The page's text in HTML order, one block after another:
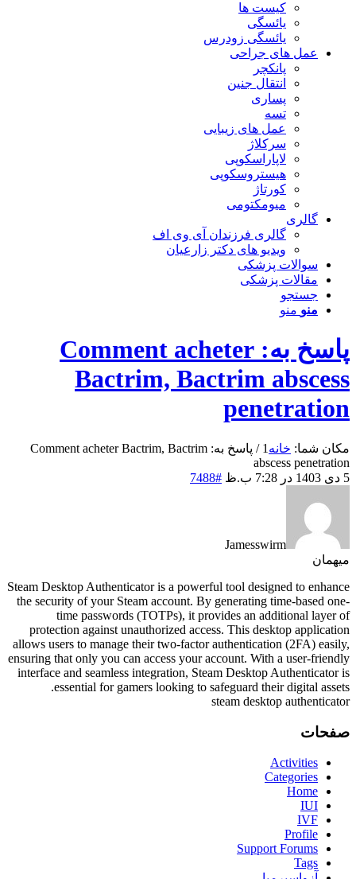
کیست ها
یائسگی
یائسگی زودرس
عمل های جراحی
پانکچر
انتقال جنین
پساری
تسه
عمل های زیبایی
سرکلاژ
لاپاراسکوپی
هیستروسکوپی
کورتاژ
میومکتومی
گالری
گالری فرزندان آی وی اف
ویدیو های دکتر زارعیان
سوالات پزشکی
مقالات پزشکی
جستجو
منو منو
پاسخ به: Comment acheter
Bactrim, Bactrim abscess
penetration
مکان شما: خانه 1
/
پاسخ به: Comment acheter Bactrim, Bactrim
abscess penetration
5 دی 1403 در 7:28 ب.ظ
#7488
Jamesswirm
میهمان
Steam Desktop Authenticator is a powerful tool designed to enhance
the security of your Steam account. By generating time-based one-
time passwords (TOTPs), it provides an additional layer of
protection against unauthorized access. This desktop application
allows users to manage their two-factor authentication (2FA) easily,
ensuring that only you can access your account. With a user-friendly
interface and seamless integration, Steam Desktop Authenticator is
essential for gamers looking to safeguard their digital assets.
steam desktop authenticator
صفحات
Activities
Categories
Home
IUI
IVF
Profile
Support Forums
Tags